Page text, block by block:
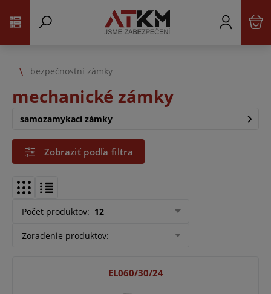
bezpečnostní zámky
mechanické zámky
samozamykací zámky
Zobraziť podľa filtra
Počet produktov: 12
Zoradenie produktov:
EL060/30/24